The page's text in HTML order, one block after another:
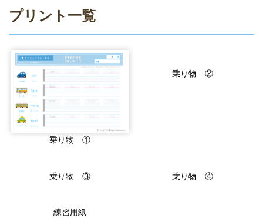
プリント一覧
乗り物 ①
乗り物 ②
乗り物 ③ 乗り物 ④
練習用紙